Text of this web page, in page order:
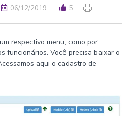
06/12/2019 5
respectivo menu, como por
funcionários. Você precisa baixar o
aqui o cadastro de